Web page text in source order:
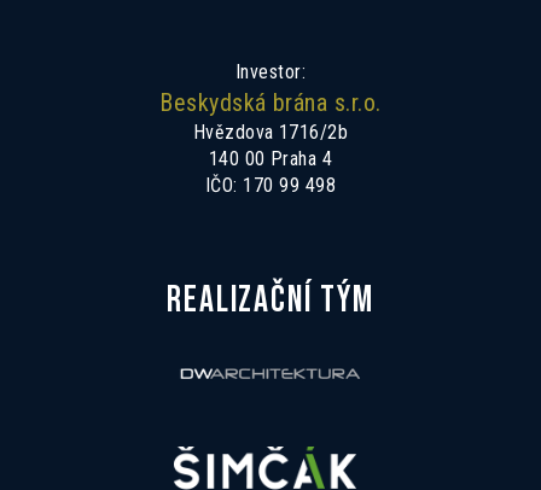
REALIZAČNÍ TÝM
Investor:
Beskydská brána s.r.o.
Hvězdova 1716/2b
140 00 Praha 4
IČO: 170 99 498